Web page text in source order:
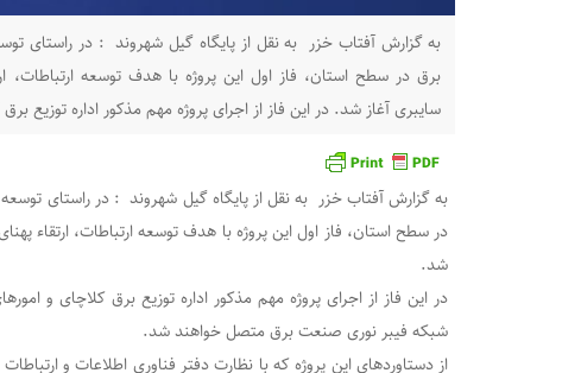
به گزارش آفتاب خزر به نقل از پایگاه گیل شهروند : در راستای
برق در سطح استان، فاز اول این پروژه با هدف توسعه ارتباطات،
سایبری آغاز شد. در این فاز از اجرای پروژه مهم مذکور اداره توزیع
به گزارش آفتاب خزر به نقل از پایگاه گیل شهروند : در راستای
در سطح استان، فاز اول این پروژه با هدف توسعه ارتباطات، ارتقاء
شد.
در این فاز از اجرای پروژه مهم مذکور اداره توزیع برق کلاچای و
شبکه فیبر نوری صنعت برق متصل خواهند شد.
از دستاوردهای این پروژه که با نظارت دفتر فناوری اطلاعات و
دعایی؛ کس بی‌کسان
نسرین وزیری ؛